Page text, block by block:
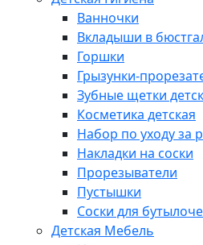
Ванночки
Вкладыши в
Горшки
Грызунки-
Зубные щетки
Косметика детская
Набор по уходу за
Накладки на соски
Прорезыватели
Пустышки
Соски для
Детская Мебель